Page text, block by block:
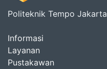
Politeknik Tempo Jakarta
Informasi
Layanan
Pustakawan